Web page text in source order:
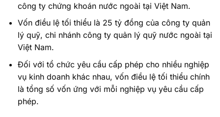
công ty chứng khoán nước ngoài tại Việt Nam.
Vốn điều lệ tối thiểu là 25 tỷ đồng của công ty quản
lý quỹ, chi nhánh công ty quản lý quỹ nước ngoài tại
Việt Nam.
Đối với tổ chức yêu cầu cấp phép cho nhiều nghiệp
vụ kinh doanh khác nhau, vốn điều lệ tối thiểu chính
là tổng số vốn ứng với mỗi nghiệp vụ yêu cầu cấp
phép.